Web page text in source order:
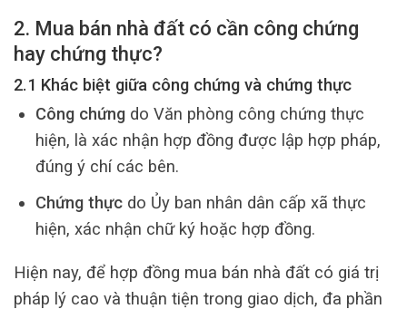
2. Mua bán nhà đất có cần công chứng
hay chứng thực?
2.1 Khác biệt giữa công chứng và chứng thực
Công chứngdo Văn phòng công chứng thực
hiện, là xác nhận hợp đồng được lập hợp pháp,
đúng ý chí các bên.
Chứng thựcdo Ủy ban nhân dân cấp xã thực
hiện, xác nhận chữ ký hoặc hợp đồng.
Hiện nay, để hợp đồng mua bán nhà đất có giá trị
pháp lý cao và thuận tiện trong giao dịch, đa phần